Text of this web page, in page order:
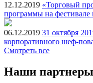
12.12.2019 «Торговый
программы на
06.12.2019 31 октября
корпоративного шеф-
Смотреть все
Наши партнеры